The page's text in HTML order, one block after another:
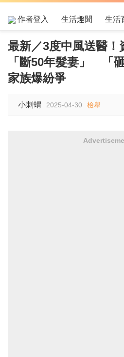
作者登入 生活趣聞 生活
最新／3度中風送醫！
「斷50年髮妻」 「
家族爆紛爭
小刺蝟 2025-04-30 檢舉